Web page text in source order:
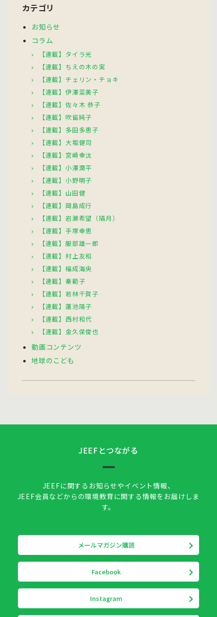
カテゴリ
お知らせ
コラム
【連載】タイラ光
【連載】ちえの木の実
【連載】チェリン・チョキ
【連載】伊澤菜美子
【連載】佐々木 恭子
【連載】吹留純子
【連載】多田多恵子
【連載】大堀健司
【連載】宮崎幸汰
【連載】小澤潤平
【連載】小野明子
【連載】山田健
【連載】岡島成行
【連載】岩瀬希望（隔月）
【連載】手塚幸恵
【連載】服部雄一郎
【連載】村上友和
【連載】福成海央
【連載】秦範子
【連載】若林千賀子
【連載】蓮池陽子
【連載】西村和代
【連載】金久保俊也
動画コンテンツ
地球のこども
JEEFとつながる
JEEFに関するお知らせやイベント情報、
JEEF会員などからの環境教育に関する情報をお届けしま
す。
メールマガジン購読
Facebook
Instagram